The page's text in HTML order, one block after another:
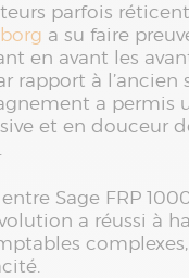
parfois
a su faire
en avant les
rapport à l’ancien
a permis
et en douceur
Sage FRP
a réussi à